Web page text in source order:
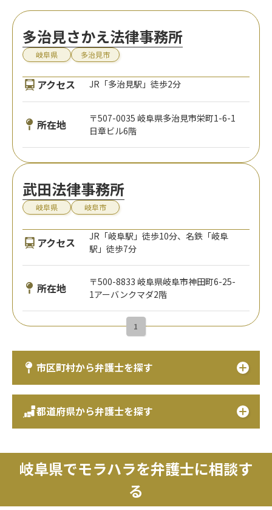
多治見さかえ法律事務所
岐阜県 多治見市
アクセス JR「多治見駅」徒歩2分
所在地
〒507-0035 岐阜県多治見市栄町1-6-1
日章ビル6階
武田法律事務所
岐阜県 岐阜市
アクセス
JR「岐阜駅」徒歩10分、名鉄「岐阜
駅」徒歩7分
所在地
〒500-8833 岐阜県岐阜市神田町6-25-
1アーバンクマダ2階
1
市区町村から弁護士を探す
都道府県から弁護士を探す
岐阜県でモラハラを弁護士に相談す
る